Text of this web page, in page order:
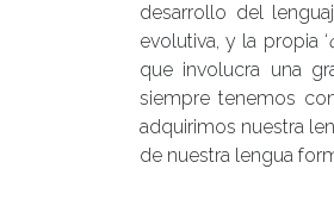
desarrollo del
evolutiva, y la propia ‘
que involucra una
siempre tenemos
adquirimos nuestra
de nuestra lengua